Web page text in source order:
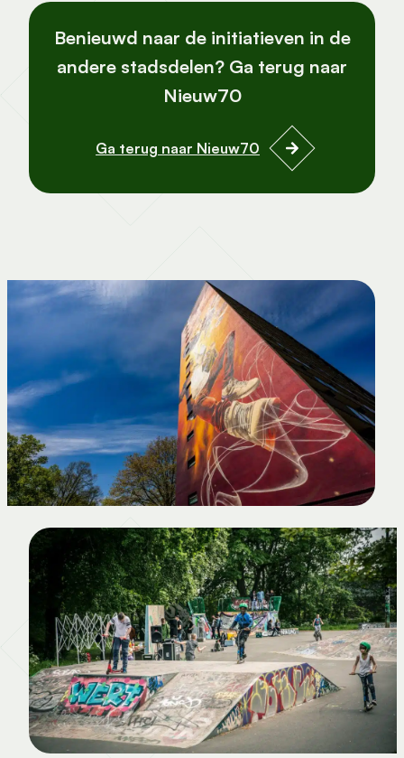
Benieuwd naar de initiatieven in de
andere stadsdelen? Ga terug naar
Nieuw70
Ga terug naar Nieuw70